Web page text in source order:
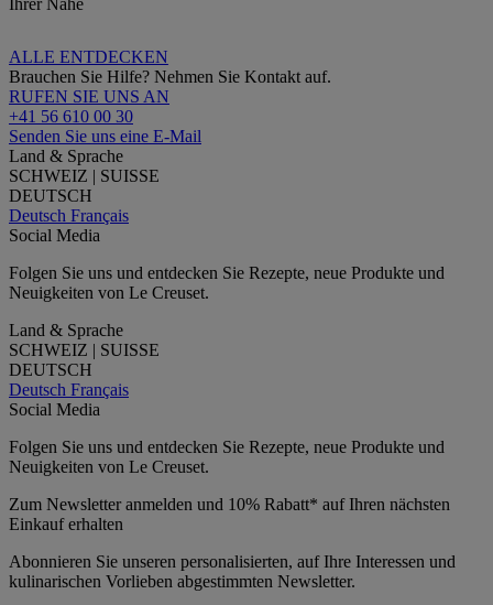
ALLE ENTDECKEN
Brauchen Sie Hilfe? Nehmen Sie Kontakt auf.
RUFEN SIE UNS AN
+41 56 610 00 30
Senden Sie uns eine E-Mail
Land & Sprache
SCHWEIZ | SUISSE
DEUTSCH
Deutsch Français
Social Media
Folgen Sie uns und entdecken Sie Rezepte, neue Produkte und
Neuigkeiten von Le Creuset.
Land & Sprache
SCHWEIZ | SUISSE
DEUTSCH
Deutsch Français
Social Media
Folgen Sie uns und entdecken Sie Rezepte, neue Produkte und
Neuigkeiten von Le Creuset.
Zum Newsletter anmelden und 10% Rabatt* auf Ihren nächsten
Einkauf erhalten
Abonnieren Sie unseren personalisierten, auf Ihre Interessen und
kulinarischen Vorlieben abgestimmten Newsletter.